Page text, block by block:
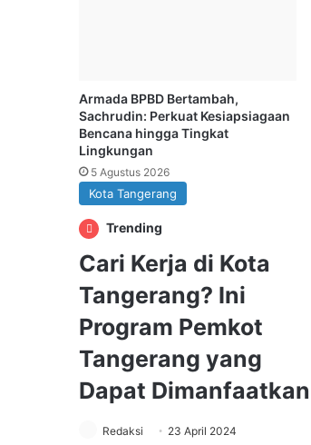
Armada BPBD Bertambah,
Sachrudin: Perkuat Kesiapsiagaan
Bencana hingga Tingkat
Lingkungan
5 Agustus 2026